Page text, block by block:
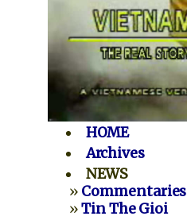
HOME
Archives
NEWS
» Commentaries
»Tin The Gioi